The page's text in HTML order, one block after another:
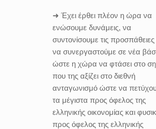
➜ Έχει έρθει πλέον η ώρα να
ενώσουμε δυνάμεις, να
συντονίσουμε τις
να συνεργαστούμε σε νέα
ώστε η χώρα να φτάσει στο
που της αξίζει στο διεθνή
ανταγωνισμό ώστε να
τα μέγιστα προς όφελος της
ελληνικής οικονομίας και
προς όφελος της ελληνικής